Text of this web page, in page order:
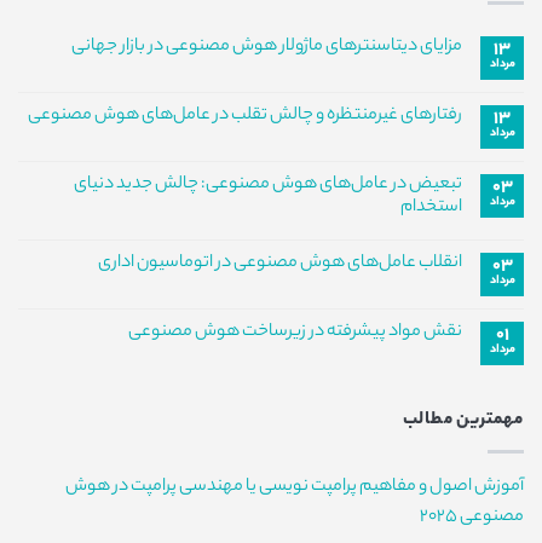
۱۳
مرداد
مزایای دیتاسنترهای ماژولار هوش مصنوعی در بازار جهانی
برای
مزایای
مصنوعی
در
بازار
ثبت
نشده ۱۳
مرداد
رفتارهای غیرمنتظره و چالش تقلب در عامل‌های هوش مصنوعی
برای
رفتارهای
غیرمنتظره
تقلب
در
ثبت
نشده ۰۳
مرداد
تبعیض در عامل‌های هوش مصنوعی: چالش جدید دنیای
استخدام
دیدگاهی
برای
هوش
مصنوعی:
ثبت ۰۳
مرداد
انقلاب عامل‌های هوش مصنوعی در اتوماسیون اداری
برای
انقلاب
اتوماسیون
اداری
ثبت
نشده ۰۱
مرداد
نقش مواد پیشرفته در زیرساخت هوش مصنوعی
مواد
هوش
مصنوعی
مهمترین مطالب
آموزش اصول و مفاهیم پرامپت نویسی یا مهندسی پرامپت در هوش
مصنوعی 2025